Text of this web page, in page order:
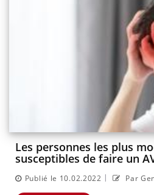
Les personnes les plus
susceptibles de faire un
Publié le 10.02.2022 | Par